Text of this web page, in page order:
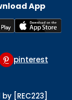
App
pinterest
[REC223]